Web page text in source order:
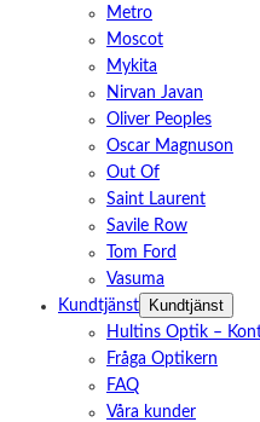
Metro
Moscot
Mykita
Nirvan Javan
Oliver Peoples
Oscar Magnuson
Out Of
Saint Laurent
Savile Row
Tom Ford
Vasuma
Kundtjänst
Kundtjänst
Hultins Optik –
Fråga Optikern
FAQ
Våra kunder